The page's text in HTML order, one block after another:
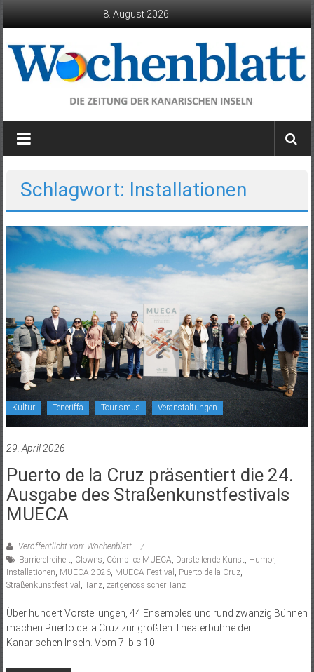
8. August 2026
Wochenblatt
die
Kanarischen
Inseln
Schlagwort: Installationen
Kultur Teneriffa Tourismus Veranstaltungen
29. April 2026
Puerto de la Cruz präsentiert die 24.
Ausgabe des Straßenkunstfestivals
MUECA
Veröffentlicht von: Wochenblatt
Barrierefreiheit Clowns Cómplice MUECA Darstellende Kunst Humor,
Installationen MUECA 2026, MUECA-Festival Puerto de la Cruz,
Straßenkunstfestival
Tanz, zeitgenössischer Tanz
Über hundert Vorstellungen, 44 Ensembles und rund zwanzig Bühnen
machen Puerto de la Cruz zur größten Theaterbühne der
Kanarischen Inseln. Vom 7. bis 10.